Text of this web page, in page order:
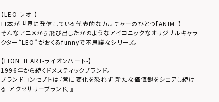
【LEO-レオ-】
日本が世界に発信している代表的なカルチャーのひとつ【ANIME】
そんなアニメから飛び出したかのようなアイコニックなオリジナルキャラ
クター“LEO”がおくるfunnyで不思議なシリーズ。
【LION HEART-ライオンハート-】
1996年から続くドメスティックブランド。
ブランドコンセプトは『常に変化を恐れず 新たな価値観をシェアし続け
る アクセサリーブランド。』